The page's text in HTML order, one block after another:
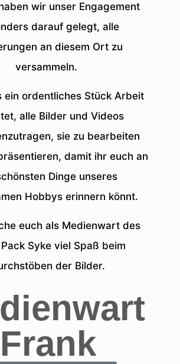
wir unser Engagement
darauf gelegt, alle
an diesem Ort zu
versammeln.
ein ordentliches Stück Arbeit
alle Bilder und Videos
sie zu bearbeiten
damit ihr euch an
Dinge unseres
Hobbys erinnern könnt.
euch als Medienwart des
Pack Syke viel Spaß beim
der Bilder.
Frank